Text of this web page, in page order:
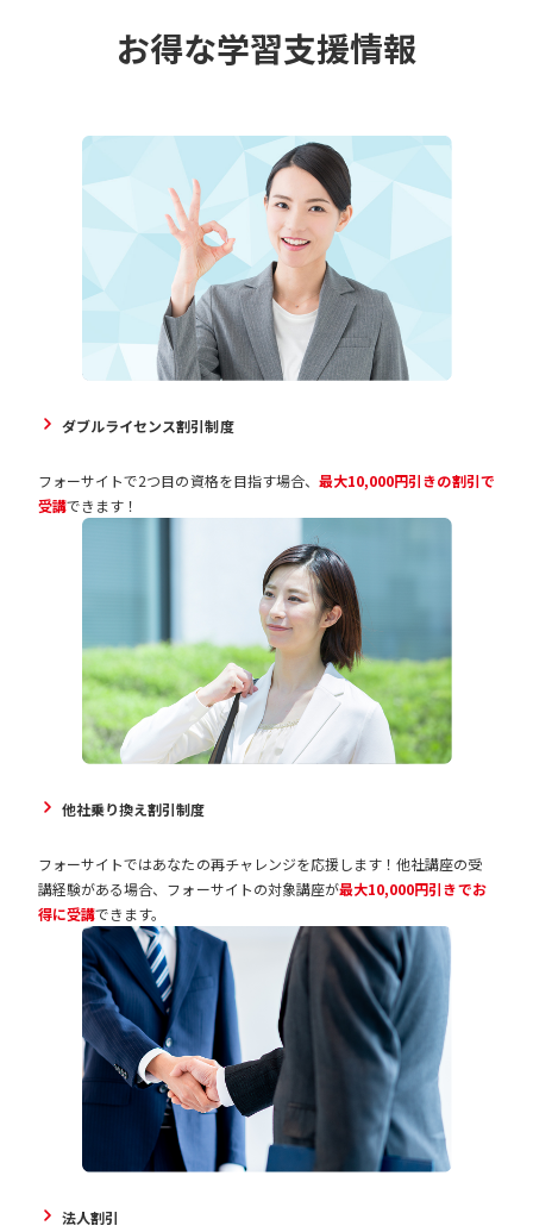
お得な学習支援情報
ダブルライセンス割引制度
フォーサイトで2つ目の資格を目指す場合、 最大10,000円引きの割引で
受講できます！
他社乗り換え割引制度
フォーサイトではあなたの再チャレンジを応援します！他社講座の受
講経験がある場合、フォーサイトの対象講座が最大10,000円引きでお
得に受講できます。
法人割引